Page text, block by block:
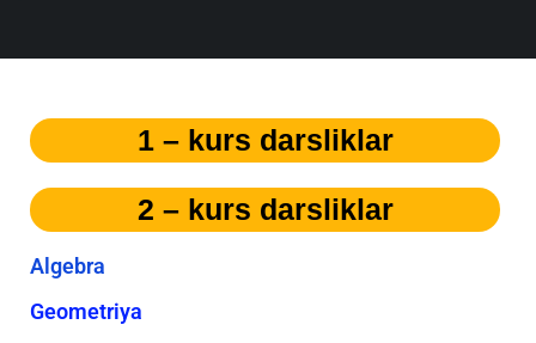
1 – kurs darsliklar
2 – kurs darsliklar
Algebra
Geometriya